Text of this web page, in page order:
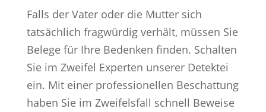
Falls der Vater oder die Mutter sich
tatsächlich fragwürdig verhält, müssen Sie
Belege für Ihre Bedenken finden. Schalten
Sie im Zweifel Experten unserer Detektei
ein. Mit einer professionellen Beschattung
haben Sie im Zweifelsfall schnell Beweise